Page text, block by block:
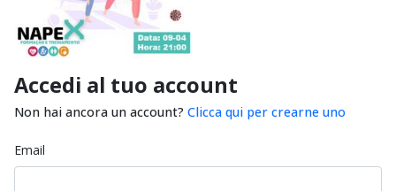
Accedi al tuo account
Non hai ancora un account? Clicca qui per crearne uno
Email